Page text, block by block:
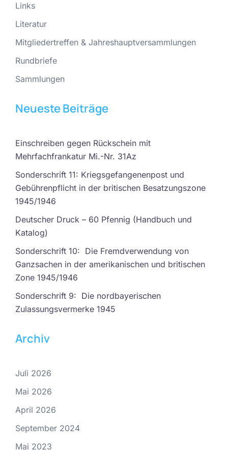
Links
Literatur
Mitgliedertreffen & Jahreshauptversammlungen
Rundbriefe
Sammlungen
Neueste Beiträge
Einschreiben gegen Rückschein mit
Mehrfachfrankatur Mi.-Nr. 31Az
Sonderschrift 11: Kriegsgefangenenpost und
Gebührenpflicht in der britischen Besatzungszone
1945/1946
Deutscher Druck – 60 Pfennig (Handbuch und
Katalog)
Sonderschrift 10: Die Fremdverwendung von
Ganzsachen in der amerikanischen und britischen
Zone 1945/1946
Sonderschrift 9: Die nordbayerischen
Zulassungsvermerke 1945
Archiv
Juli 2026
Mai 2026
April 2026
September 2024
Mai 2023